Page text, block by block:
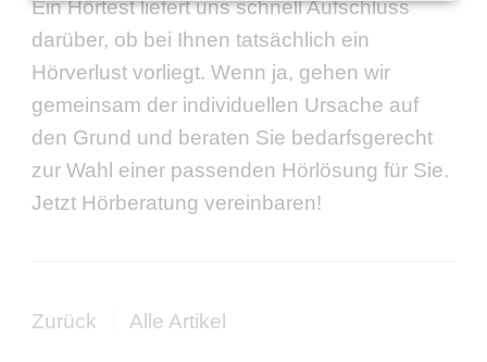
Ein Hörtest liefert uns schnell Aufschluss
darüber, ob bei Ihnen tatsächlich ein
Hörverlust vorliegt. Wenn ja, gehen wir
gemeinsam der individuellen Ursache auf
den Grund und beraten Sie bedarfsgerecht
zur Wahl einer passenden Hörlösung für Sie.
Jetzt Hörberatung vereinbaren!
Zurück Alle Artikel